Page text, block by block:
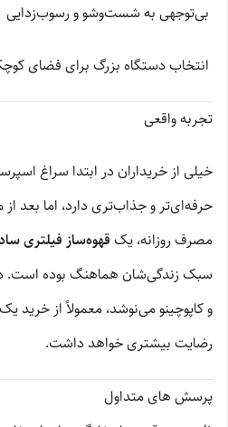
بی‌توجهی به شست‌وشو و رسوب‌زدایی
انتخاب دستگاه بزرگ برای فضای
تجربه واقعی
خیلی از خریداران در ابتدا سراغ
حرفه‌ای‌تر و جذاب‌تری دارد، اما بعد
مصرف روزانه، یک قهوه‌ساز فیلتری
سبک زندگی‌شان هماهنگ بوده است.
و کاپوچینو می‌نوشد، معمولاً از
رضایت بیشتری خواهد داشت.
پرسش های متداول